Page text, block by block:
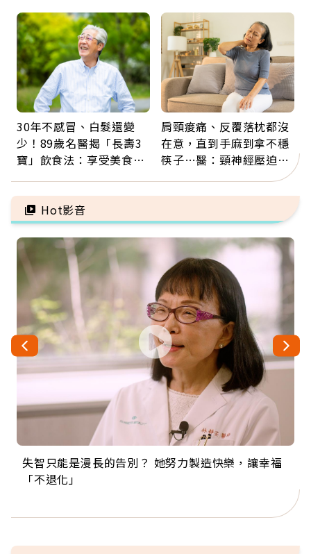
30年不感冒、白髮還變
少！89歲名醫揭「長壽3
寶」飲食法：享受美食不
肩頸痠痛、反覆落枕都沒
在意，直到手麻到拿不穩
筷子…醫：頸神經壓迫上
身，打破固定姿勢才是關
鍵
Hot影音
失智只能是漫長的告別？ 她努力製造快樂，讓幸福
「不退化」
來自剛果的巧克力神父 為台灣奉獻36年 「台灣是我
的家，我連作夢都講台語！」
63歲卸矽谷副總、搬回台灣找快樂！「蛋黃哥小
丑」走進安養院，逗樂上萬爺奶：退休後才開始真
104歲打破金氏世界紀錄 成為全球最年長羽球選
手，分享長壽的秘密原來是「這個」
事業巔峰他選擇追夢…黑手阿伯拉小提琴還登上小
巨蛋！連CNN都大讚！